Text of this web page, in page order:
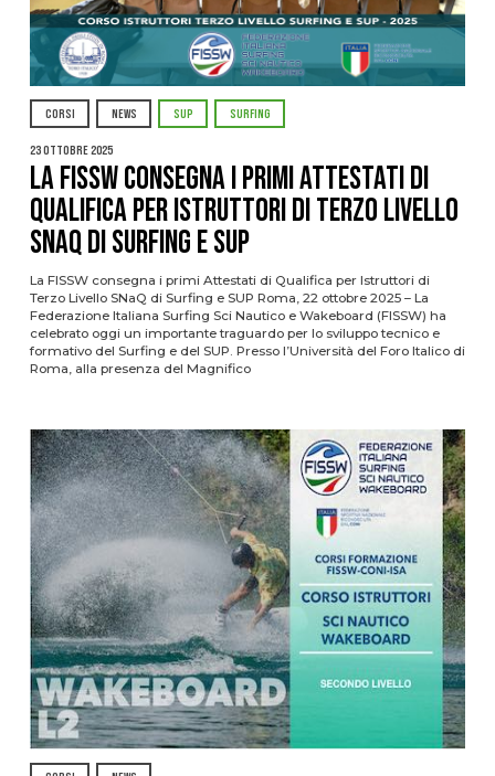
CORSI NEWS SUP SURFING
23 Ottobre 2025
La FISSW consegna i primi Attestati di
Qualifica per Istruttori di Terzo Livello
SNaQ di Surfing e SUP
La FISSW consegna i primi Attestati di Qualifica per Istruttori di
Terzo Livello SNaQ di Surfing e SUP Roma, 22 ottobre 2025 – La
Federazione Italiana Surfing Sci Nautico e Wakeboard (FISSW) ha
celebrato oggi un importante traguardo per lo sviluppo tecnico e
formativo del Surfing e del SUP. Presso l’Università del Foro Italico di
Roma, alla presenza del Magnifico